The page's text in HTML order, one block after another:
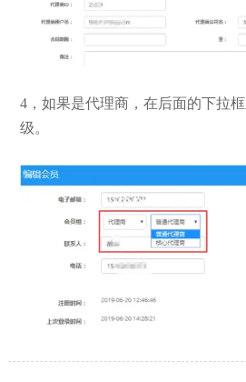
4，如果是代理商，在后面的下拉
级。